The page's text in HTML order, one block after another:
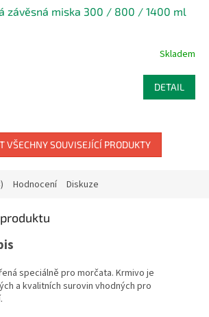
závěsná miska 300 / 800 / 1400 ml
Skladem
DETAIL
VŠECHNY SOUVISEJÍCÍ PRODUKTY
Hodnocení Diskuze
speciálně pro morčata. Krmivo je
a kvalitních surovin vhodných pro